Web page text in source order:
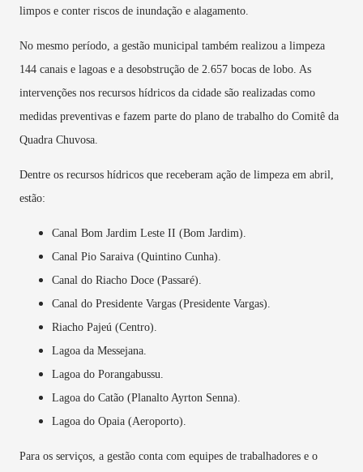
limpos e conter riscos de inundação e alagamento.
No mesmo período, a gestão municipal também realizou a limpeza
144 canais e lagoas e a desobstrução de 2.657 bocas de lobo. As
intervenções nos recursos hídricos da cidade são realizadas como
medidas preventivas e fazem parte do plano de trabalho do Comitê da
Quadra Chuvosa.
Dentre os recursos hídricos que receberam ação de limpeza em abril,
estão:
Canal Bom Jardim Leste II (Bom Jardim).
Canal Pio Saraiva (Quintino Cunha).
Canal do Riacho Doce (Passaré).
Canal do Presidente Vargas (Presidente Vargas).
Riacho Pajeú (Centro).
Lagoa da Messejana.
Lagoa do Porangabussu.
Lagoa do Catão (Planalto Ayrton Senna).
Lagoa do Opaia (Aeroporto).
Para os serviços, a gestão conta com equipes de trabalhadores e o